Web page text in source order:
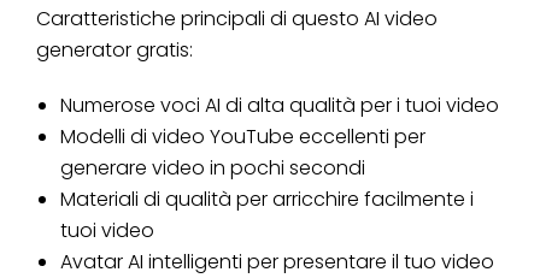
Caratteristiche principali di questo AI video
generator gratis:
Numerose voci AI di alta qualità per i tuoi video
Modelli di video YouTube eccellenti per
generare video in pochi secondi
Materiali di qualità per arricchire facilmente i
tuoi video
Avatar AI intelligenti per presentare il tuo video